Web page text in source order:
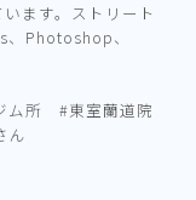
ます。ストリート
Photoshop、
ム所 #東室蘭道院
ん